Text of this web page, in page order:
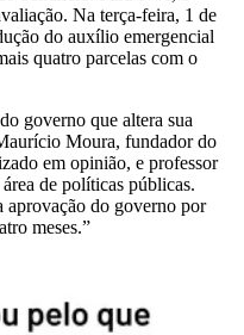
Na terça-feira, 1 de
do auxílio emergencial
quatro parcelas com o
governo que altera sua
Moura, fundador do
em opinião, e professor
de políticas públicas.
aprovação do governo por
meses.”